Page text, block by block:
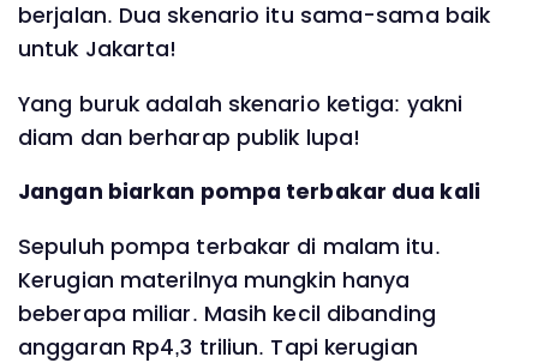
berjalan. Dua skenario itu sama-sama baik
untuk Jakarta!
Yang buruk adalah skenario ketiga: yakni
diam dan berharap publik lupa!
Jangan biarkan pompa terbakar dua kali
Sepuluh pompa terbakar di malam itu.
Kerugian materilnya mungkin hanya
beberapa miliar. Masih kecil dibanding
anggaran Rp4,3 triliun. Tapi kerugian